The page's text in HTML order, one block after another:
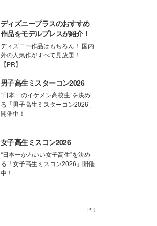
ディズニープラスのおすすめ
作品をモデルプレスが紹介！
ディズニー作品はもちろん！ 国内
外の人気作がすべて見放題！
【PR】
男子高生ミスターコン2026
“日本一のイケメン高校生”を決め
る「男子高生ミスターコン2026」
開催中！
女子高生ミスコン2026
“日本一かわいい女子高生”を決め
る「女子高生ミスコン2026」開催
中！
PR